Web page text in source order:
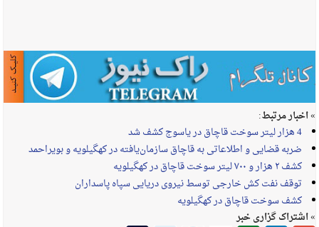
» اخبار مرتبط:
4 هزار لیتر سوخت قاچاق در یاسوج کشف شد
ضربه قضایی و اطلاعاتی به قاچاق سازمان‌یافته در کهگیلویه و بویراحمد
کشف ۲ هزار و ۷۰۰ لیتر سوخت قاچاق در کهگیلویه
توقف نفت کش خارجی توسط نیروی دریایی سپاه پاسداران
کشف سوخت قاچاق در کهگيلويه
» اشتراک گزاری خبر